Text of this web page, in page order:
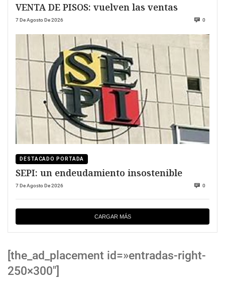
VENTA DE PISOS: vuelven las ventas
7 De Agosto De 2026 0
DESTACADO PORTADA
SEPI: un endeudamiento insostenible
7 De Agosto De 2026 0
CARGAR MÁS
[the_ad_placement id=»entradas-right-
250×300″]